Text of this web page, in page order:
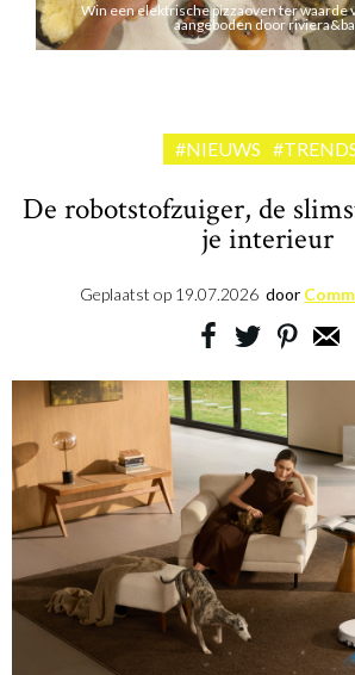
Win een elektrische pizzaoven ter waarde
aangeboden door
#NIEUWS
De robotstofzuiger, de
je interieur
Geplaatst op 19.07.2026 door